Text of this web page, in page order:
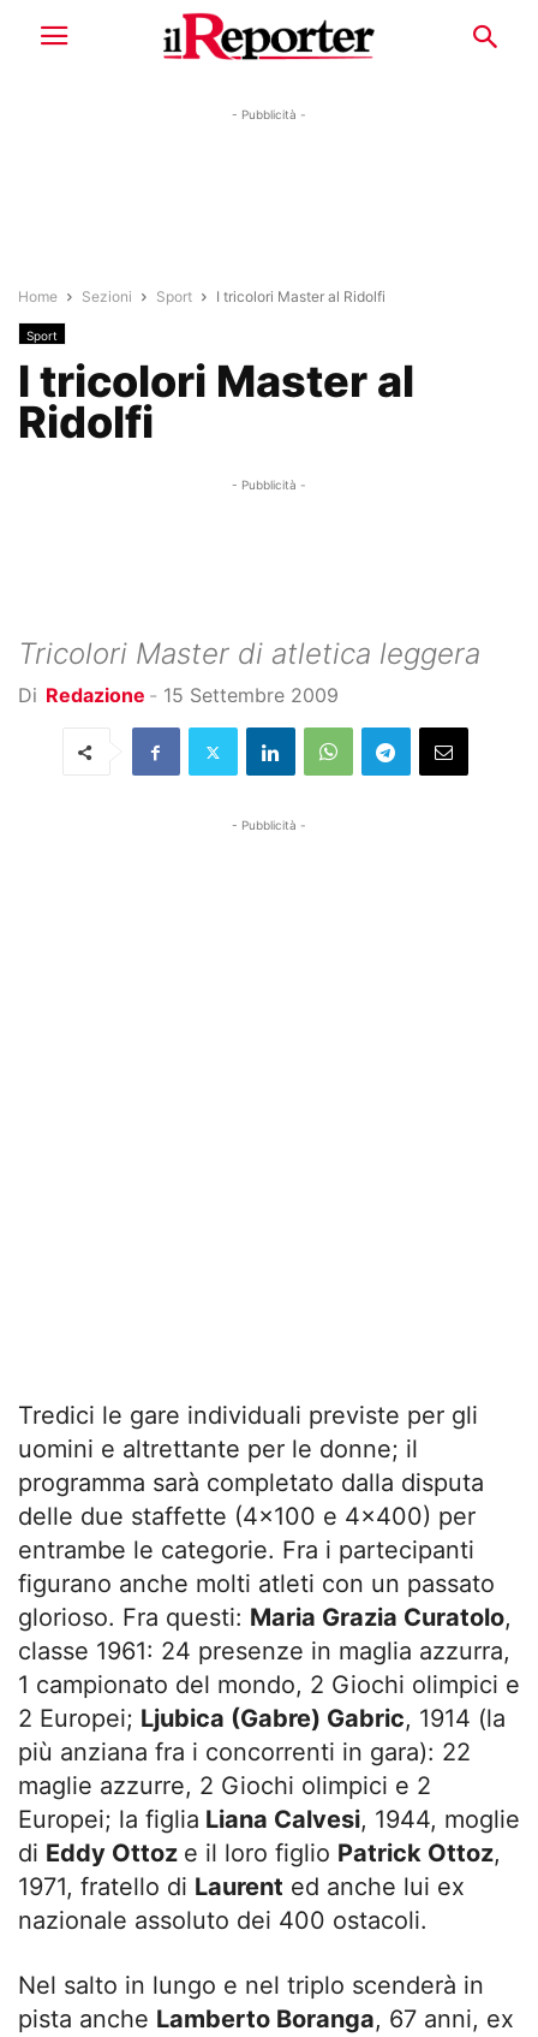
- Pubblicità -
Home Sezioni Sport I tricolori Master al Ridolfi
Sport
I tricolori Master al
Ridolfi
- Pubblicità -
Tricolori Master di atletica leggera
Di Redazione - 15 Settembre 2009
- Pubblicità -
Tredici le gare individuali previste per gli
uomini e altrettante per le donne; il
programma sarà completato dalla disputa
delle due staffette (4×100 e 4×400) per
entrambe le categorie. Fra i partecipanti
figurano anche molti atleti con un passato
glorioso. Fra questi: Maria Grazia Curatolo,
classe 1961: 24 presenze in maglia azzurra,
1 campionato del mondo, 2 Giochi olimpici e
2 Europei; Ljubica (Gabre) Gabric, 1914 (la
più anziana fra i concorrenti in gara): 22
maglie azzurre, 2 Giochi olimpici e 2
Europei; la figlia Liana Calvesi, 1944, moglie
di Eddy Ottoz e il loro figlio Patrick Ottoz,
1971, fratello di Laurent ed anche lui ex
nazionale assoluto dei 400 ostacoli.
Nel salto in lungo e nel triplo scenderà in
pista anche Lamberto Boranga, 67 anni, ex